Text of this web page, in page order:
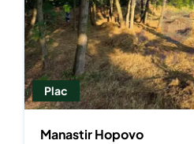
Plac
Manastir Hopovo